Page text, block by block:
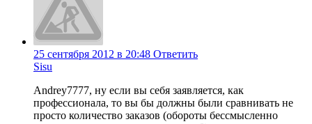
25 сентября 2012 в 20:48 Ответить
Sisu
Andrey7777, ну если вы себя заявляется, как
профессионала, то вы бы должны были сравнивать не
просто количество заказов (обороты бессмысленно